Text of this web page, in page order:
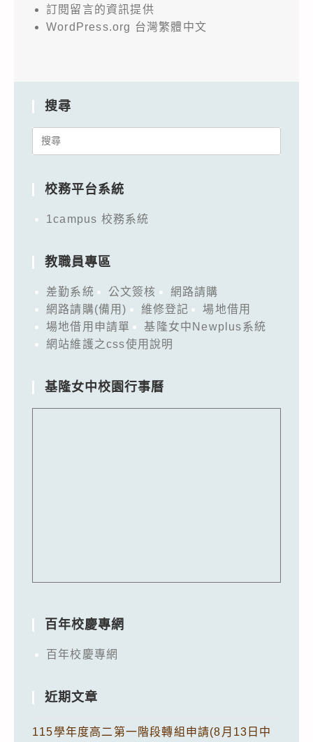
訂閱留言的資訊提供
WordPress.org 台灣繁體中文
搜尋
Search
校務平台系統
1campus 校務系統
教職員專區
差勤系統 公文簽核
網路請購
網路請購(備用)
維修登記
場地借用
場地借用申請單
基隆女中Newplus系統
網站維護之css使用說明
基隆女中校園行事曆
百年校慶專網
百年校慶專網
近期文章
115學年度高二第一階段轉組申請(8月13日中